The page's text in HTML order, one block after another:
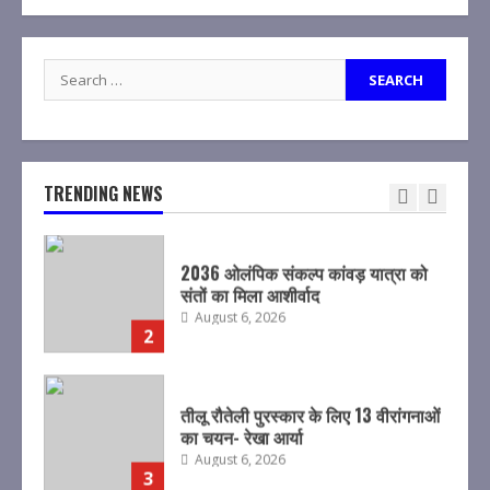
Search
for:
TRENDING NEWS
1
एकत्रित
2
3
तीलू रौतेली पुरस्कार के लिए 13 वीरांगनाओं
का चयन- रेखा आर्या
August 6, 2026
4
मुख्यमंत्री धामी से महानिदेशक एनसीसी ने
की शिष्टाचार भेंट
August 6, 2026